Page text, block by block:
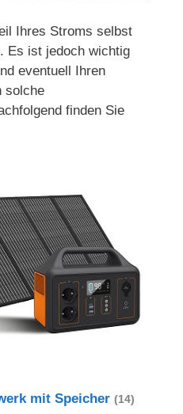
Ihres Stroms selbst
Es ist jedoch wichtig
eventuell Ihren
solche
finden Sie
mit Speicher(14)